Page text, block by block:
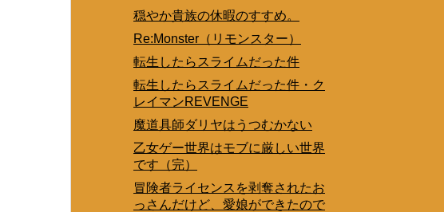
穏やか貴族の休暇のすすめ。
Re:Monster（リモンスター）
転生したらスライムだった件
転生したらスライムだった件・ク
レイマンREVENGE
魔道具師ダリヤはうつむかない
乙女ゲー世界はモブに厳しい世界
です（完）
冒険者ライセンスを剥奪されたお
っさんだけど、愛娘ができたので